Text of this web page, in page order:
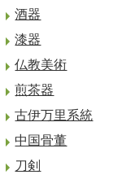
酒器
漆器
仏教美術
煎茶器
古伊万里系統
中国骨董
刀剣